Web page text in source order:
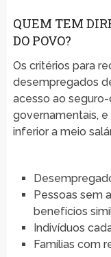
QUEM TEM
DO POVO?
Os critérios para
desempregados
acesso ao
governamentais,
inferior a meio
Pessoas sem
benefícios
Indivíduos
Famílias com